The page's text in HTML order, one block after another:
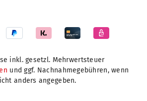
inkl. gesetzl. Mehrwertsteuer
und ggf. Nachnahmegebühren, wenn
anders angegeben.